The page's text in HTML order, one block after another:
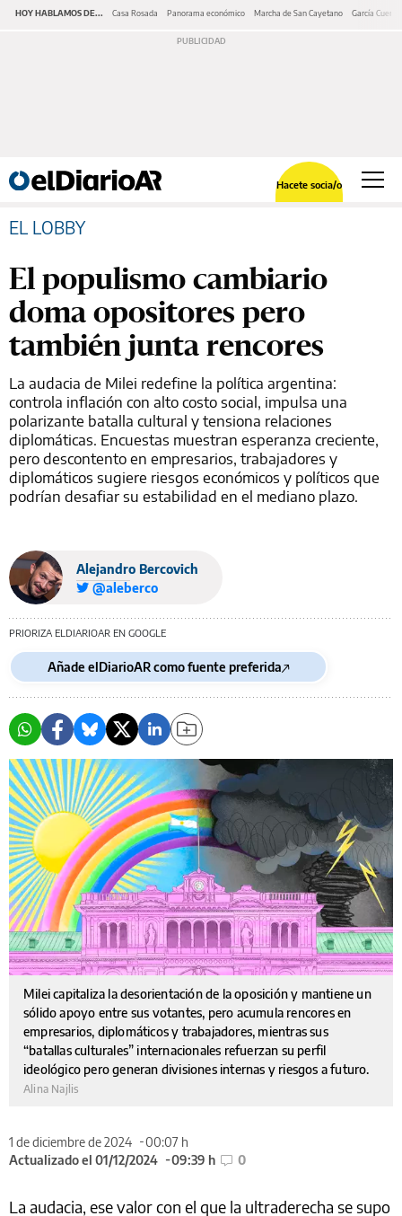
HOY HABLAMOS DE... Casa Rosada Panorama económico Marcha de San Cayetano García Cuerva
Hacete socia/o
EL LOBBY
El populismo cambiario
doma opositores pero
también junta rencores
La audacia de Milei redefine la política argentina:
controla inflación con alto costo social, impulsa una
polarizante batalla cultural y tensiona relaciones
diplomáticas. Encuestas muestran esperanza creciente,
pero descontento en empresarios, trabajadores y
diplomáticos sugiere riesgos económicos y políticos que
podrían desafiar su estabilidad en el mediano plazo.
Alejandro Bercovich
@aleberco
PRIORIZA ELDIARIOAR EN GOOGLE
Añade elDiarioAR como fuente preferida
Milei capitaliza la desorientación de la oposición y mantiene un
sólido apoyo entre sus votantes, pero acumula rencores en
empresarios, diplomáticos y trabajadores, mientras sus
“batallas culturales” internacionales refuerzan su perfil
ideológico pero generan divisiones internas y riesgos a futuro.
Alina Najlis
1 de diciembre de 2024
00:07 h
Actualizado el 01/12/2024
09:39 h 0
La audacia, ese valor con el que la ultraderecha se supo